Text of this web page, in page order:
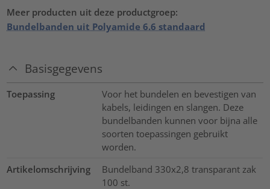
Meer producten uit deze productgroep:
Bundelbanden uit Polyamide 6.6 standaard
Basisgegevens
Toepassing
Voor het bundelen en bevestigen van
kabels, leidingen en slangen. Deze
bundelbanden kunnen voor bijna alle
soorten toepassingen gebruikt
worden.
Artikelomschrijving
Bundelband 330x2,8 transparant zak
100 st.